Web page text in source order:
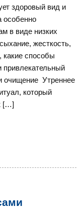
здоровый вид и
особенно
в виде низких
жесткость,
способы
привлекательный
очищение Утреннее
который
[…]